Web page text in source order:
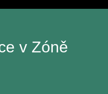
v Zóně